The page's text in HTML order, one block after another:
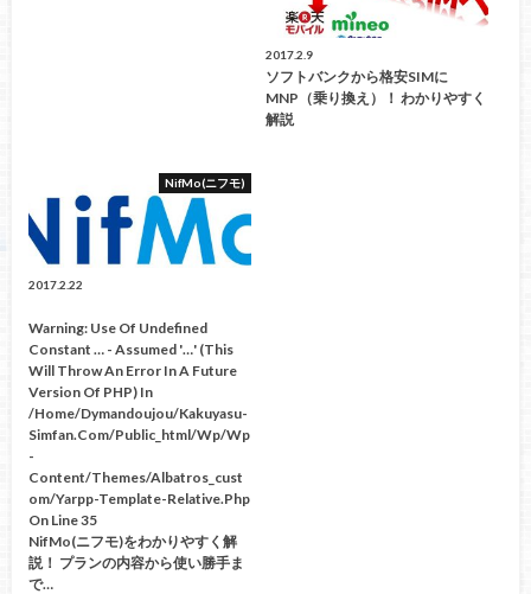
2017.2.9
ソフトバンクから格安SIMに
MNP（乗り換え）！ わかりやすく
解説
NifMo(ニフモ)
2017.2.22
Warning: Use Of Undefined
Constant … - Assumed '…' (this
Will Throw An Error In A Future
Version Of PHP) In
/home/dymandoujou/kakuyasu-
Simfan.com/public_html/wp/wp
-
Content/themes/albatros_cust
Om/yarpp-Template-Relative.php
On Line35
NifMo(ニフモ)をわかりやすく解
説！ プランの内容から使い勝手ま
で…